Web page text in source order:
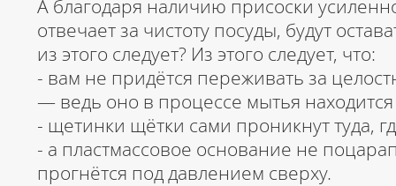
А благодаря наличию присоски
отвечает за чистоту посуды, будут
из этого следует? Из этого следует, что:
- вам не придётся переживать за
— ведь оно в процессе мытья
- щетинки щётки сами проникнут туда,
- а пластмассовое основание не
прогнётся под давлением сверху.